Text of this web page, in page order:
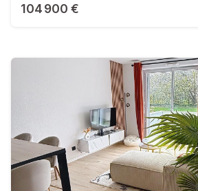
104 900 €